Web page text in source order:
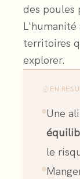
des poules
L'humanité
territoires
explorer.
EN
Une
le